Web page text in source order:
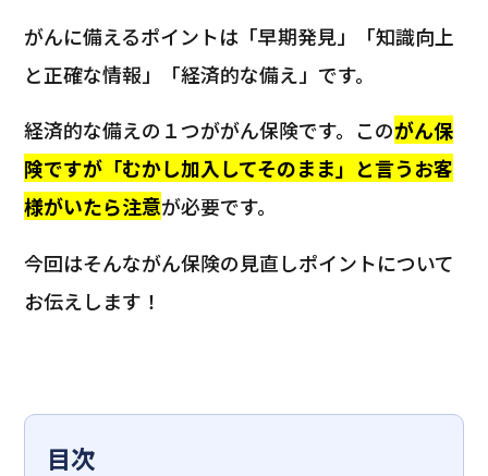
がんに備えるポイントは「早期発見」「知識向上
と正確な情報」「経済的な備え」です。
経済的な備えの１つががん保険です。このがん保
険ですが「むかし加入してそのまま」と言うお客
様がいたら注意が必要です。
今回はそんながん保険の見直しポイントについて
お伝えします！
目次